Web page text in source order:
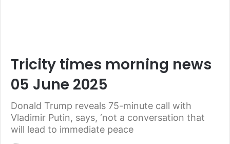
Tricity times morning news
05 June 2025
Donald Trump reveals 75-minute call with
Vladimir Putin, says, ‘not a conversation that
will lead to immediate peace